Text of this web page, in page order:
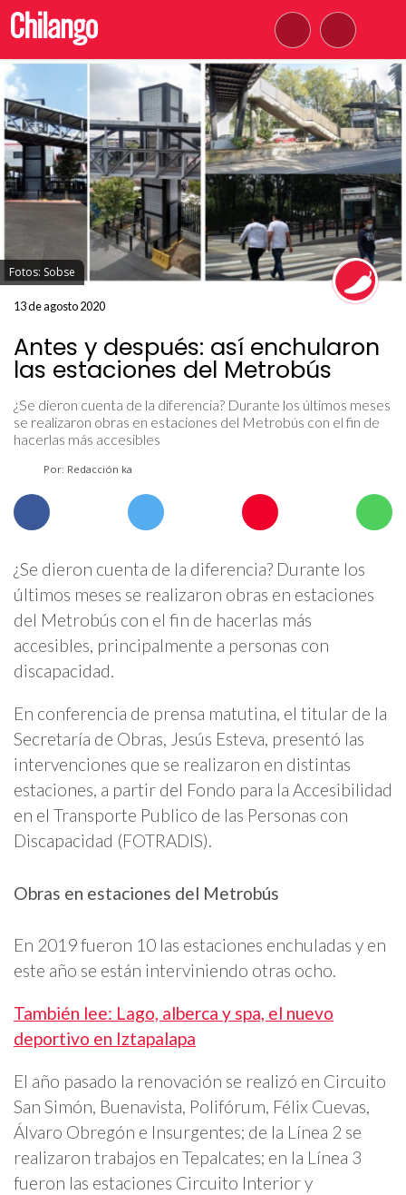
Fotos: Sobse
13 de agosto 2020
Antes y después: así enchularon
las estaciones del Metrobús
¿Se dieron cuenta de la diferencia? Durante los últimos meses
se realizaron obras en estaciones del Metrobús con el fin de
hacerlas más accesibles
Por: Redacción ka
¿Se dieron cuenta de la diferencia? Durante los
últimos meses se realizaron obras en estaciones
del Metrobús con el fin de hacerlas más
accesibles, principalmente a personas con
discapacidad.
En conferencia de prensa matutina, el titular de la
Secretaría de Obras, Jesús Esteva, presentó las
intervenciones que se realizaron en distintas
estaciones, a partir del Fondo para la Accesibilidad
en el Transporte Publico de las Personas con
Discapacidad (FOTRADIS).
Obras en estaciones del Metrobús
En 2019 fueron 10 las estaciones enchuladas y en
este año se están interviniendo otras ocho.
También lee: Lago, alberca y spa, el nuevo
deportivo en Iztapalapa
El año pasado la renovación se realizó en Circuito
San Simón, Buenavista, Polifórum, Félix Cuevas,
Álvaro Obregón e Insurgentes; de la Línea 2 se
realizaron trabajos en Tepalcates; en la Línea 3
fueron las estaciones Circuito Interior y